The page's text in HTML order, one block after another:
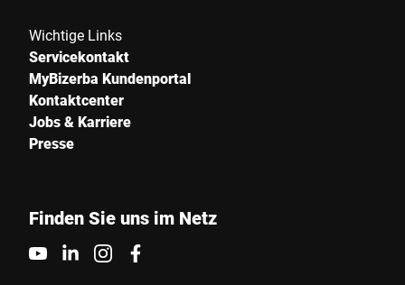
Wichtige Links
Servicekontakt
MyBizerba Kundenportal
Kontaktcenter
Jobs & Karriere
Presse
Finden Sie uns im Netz